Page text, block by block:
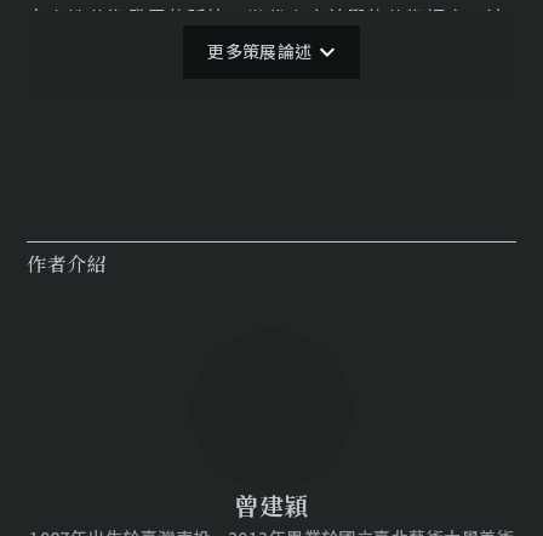
文人性藝術發展的脈絡、當代東方美學的藝術語言，追
求東方哲學審美視野的新詮釋，在爬梳精神與內涵的過
Goals，簡稱SDGs)，提出17項具體的目標並進一步隨
異雲書屋與a-space network期望透過本次《共生 —
更多策展論述
作者介紹
曾建穎